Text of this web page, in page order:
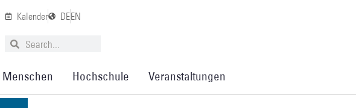
Kalender DEEN
Menschen Hochschule Veranstaltungen